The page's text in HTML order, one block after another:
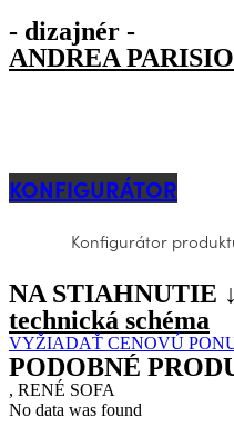
- dizajnér -
ANDREA PARISIO
KONFIGURÁTOR
Konfigurátor
NA STIAHNUTIE ↓
technická schéma
VYŽIADAŤ CENOVÚ
PODOBNÉ
, RENÉ SOFA
No data was found